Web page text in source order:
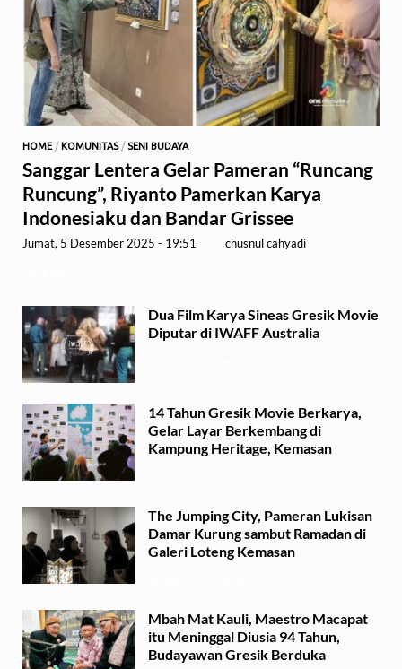
HOME / KOMUNITAS/ SENI BUDAYA
Sanggar Lentera Gelar Pameran “Runcang
Runcung”, Riyanto Pamerkan Karya
Indonesiaku dan Bandar Grissee
Jumat, 5 Desember 2025 - 19:51 chusnul cahyadi
Dua Film Karya Sineas Gresik Movie
Diputar di IWAFF Australia
14 Tahun Gresik Movie Berkarya,
Gelar Layar Berkembang di
Kampung Heritage, Kemasan
The Jumping City, Pameran Lukisan
Damar Kurung sambut Ramadan di
Galeri Loteng Kemasan
Mbah Mat Kauli, Maestro Macapat
itu Meninggal Diusia 94 Tahun,
Budayawan Gresik Berduka